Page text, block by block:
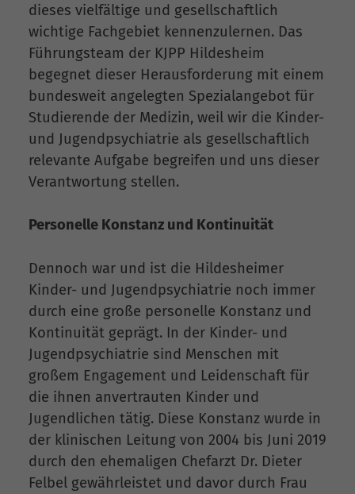
dieses vielfältige und gesellschaftlich
wichtige Fachgebiet kennenzulernen. Das
Führungsteam der KJPP Hildesheim
begegnet dieser Herausforderung mit einem
bundesweit angelegten Spezialangebot für
Studierende der Medizin, weil wir die Kinder-
und Jugendpsychiatrie als gesellschaftlich
relevante Aufgabe begreifen und uns dieser
Verantwortung stellen.
Personelle Konstanz und Kontinuität
Dennoch war und ist die Hildesheimer
Kinder- und Jugendpsychiatrie noch immer
durch eine große personelle Konstanz und
Kontinuität geprägt. In der Kinder- und
Jugendpsychiatrie sind Menschen mit
großem Engagement und Leidenschaft für
die ihnen anvertrauten Kinder und
Jugendlichen tätig. Diese Konstanz wurde in
der klinischen Leitung von 2004 bis Juni 2019
durch den ehemaligen Chefarzt Dr. Dieter
Felbel gewährleistet und davor durch Frau